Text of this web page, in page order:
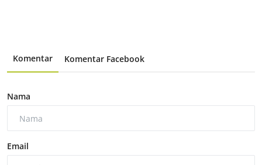
Komentar Komentar Facebook
Nama
Email